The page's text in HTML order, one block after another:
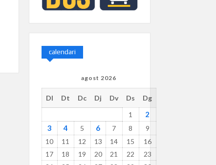
calendari
agost 2026
Dl Dt Dc Dj Dv Ds
Dg
1
2
3
4 5 6 7 8
9
10
11 12 13 14 15
16
17
18 19 20 21 22
23